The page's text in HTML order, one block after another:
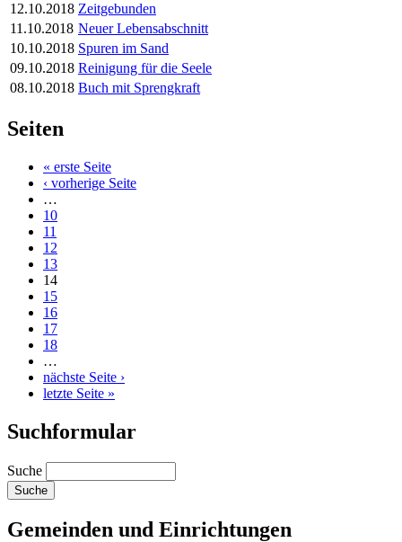
12.10.2018 Zeitgebunden
11.10.2018 Neuer Lebensabschnitt
10.10.2018 Spuren im Sand
09.10.2018 Reinigung für die Seele
08.10.2018 Buch mit Sprengkraft
Seiten
« erste Seite
‹ vorherige Seite
…
10
11
12
13
14
15
16
17
18
…
nächste Seite ›
letzte Seite »
Suchformular
Suche
Gemeinden und Einrichtungen